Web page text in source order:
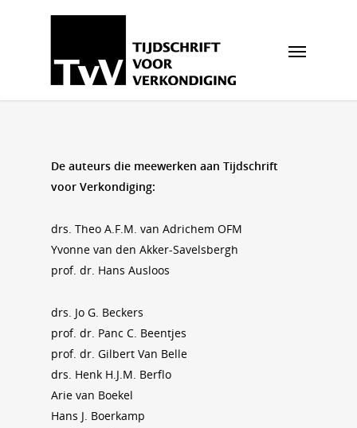
De auteurs die meewerken aan Tijdschrift
voor Verkondiging:
drs. Theo A.F.M. van Adrichem OFM
Yvonne van den Akker-Savelsbergh
prof. dr. Hans Ausloos
drs. Jo G. Beckers
prof. dr. Panc C. Beentjes
prof. dr. Gilbert Van Belle
drs. Henk H.J.M. Berflo
Arie van Boekel
Hans J. Boerkamp